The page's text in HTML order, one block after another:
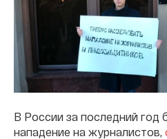
В России за последний год
нападение на журналистов,